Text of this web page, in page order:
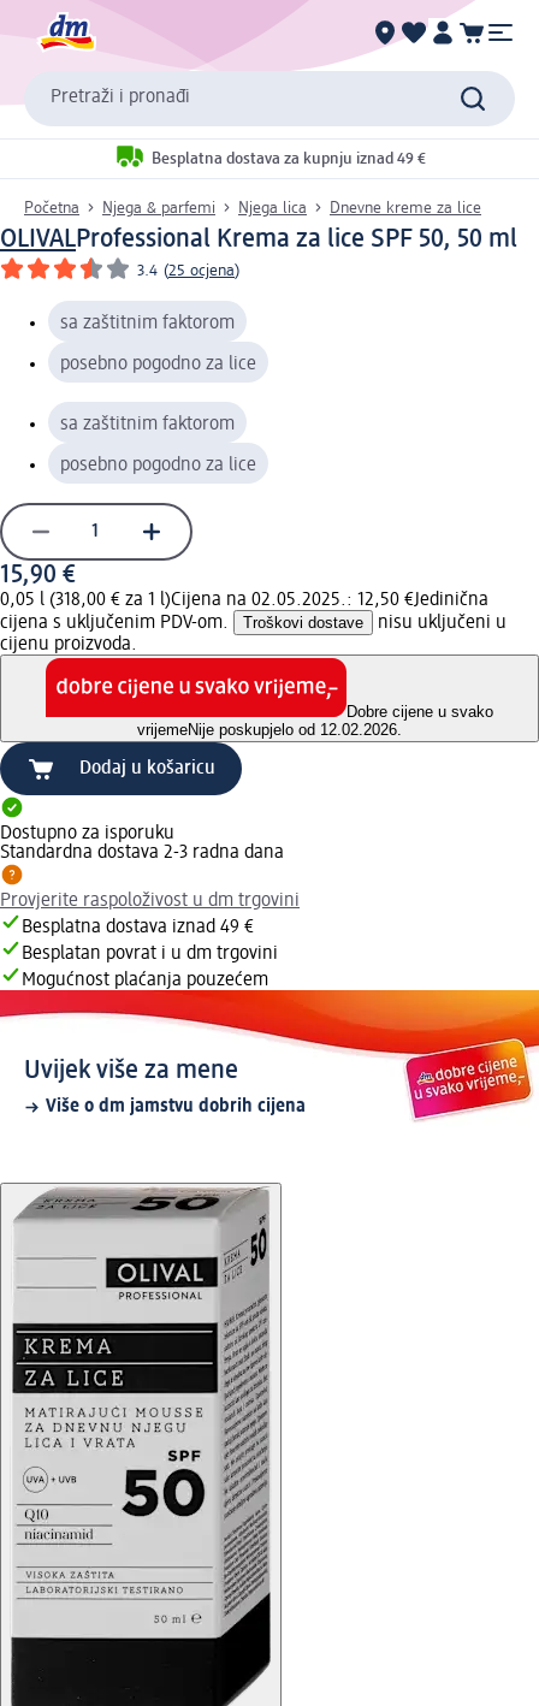
Pretraži i pronađi
Besplatna dostava za kupnju iznad 49 €
Početna Njega & parfemi Njega lica Dnevne kreme za lice
OLIVALProfessional Krema za lice SPF 50, 50 ml
3.4 (25 ocjena)
sa zaštitnim faktorom
posebno pogodno za lice
sa zaštitnim faktorom
posebno pogodno za lice
15,90 €
0,05 l (318,00 € za 1 l)Cijena na 02.05.2025.: 12,50 €Jedinična
cijena s uključenim PDV-om.
Troškovi dostave
nisu uključeni u
cijenu proizvoda.
Dobre cijene u svako
vrijemeNije poskupjelo od 12.02.2026.
Dodaj u košaricu
Dostupno za isporuku
Standardna dostava 2-3 radna dana
Provjerite raspoloživost u dm trgovini
Besplatna dostava iznad 49 €
Besplatan povrat i u dm trgovini
Mogućnost plaćanja pouzećem
Uvijek više za mene
Više o dm jamstvu dobrih cijena